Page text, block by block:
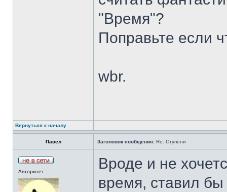
"Время"?
Поправьте если
wbr.
Вернуться к началу
Павел Заголовок сообщения: Re: Ступени
Авторитет
Вроде и не
время, ставил бы